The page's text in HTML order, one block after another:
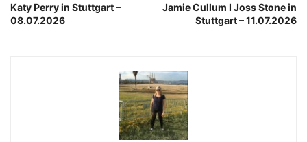
Katy Perry in Stuttgart –
08.07.2026
Jamie Cullum I Joss Stone in
Stuttgart – 11.07.2026